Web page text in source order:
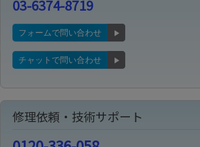
03-6374-8719
フォームで問い合わせ
チャットで問い合わせ
修理依頼・技術サポート